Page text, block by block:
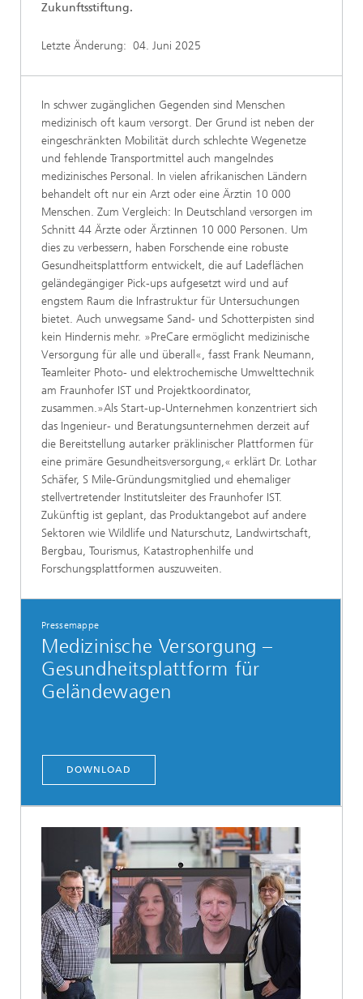
Zukunftsstiftung.
Letzte Änderung: 04. Juni 2025
In schwer zugänglichen Gegenden sind Menschen
medizinisch oft kaum versorgt. Der Grund ist neben der
eingeschränkten Mobilität durch schlechte Wegenetze
und fehlende Transportmittel auch mangelndes
medizinisches Personal. In vielen afrikanischen Ländern
behandelt oft nur ein Arzt oder eine Ärztin 10 000
Menschen. Zum Vergleich: In Deutschland versorgen im
Schnitt 44 Ärzte oder Ärztinnen 10 000 Personen. Um
dies zu verbessern, haben Forschende eine robuste
Gesundheitsplattform entwickelt, die auf Ladeflächen
geländegängiger Pick-ups aufgesetzt wird und auf
engstem Raum die Infrastruktur für Untersuchungen
bietet. Auch unwegsame Sand- und Schotterpisten sind
kein Hindernis mehr. »PreCare ermöglicht medizinische
Versorgung für alle und überall«, fasst Frank Neumann,
Teamleiter Photo- und elektrochemische Umwelttechnik
am Fraunhofer IST und Projektkoordinator,
zusammen.»Als Start-up-Unternehmen konzentriert sich
das Ingenieur- und Beratungsunter­nehmen derzeit auf
die Bereitstellung autarker präklinischer Plattformen für
eine primäre Gesundheitsversorgung,« erklärt Dr. Lothar
Schäfer, S Mile-Gründungsmitglied und ehemaliger
stellvertretender Institutsleiter des Fraunhofer IST.
Zukünftig ist geplant, das Produktangebot auf andere
Sektoren wie Wildlife und Naturschutz, Landwirtschaft,
Bergbau, Tourismus, Katastrophenhilfe und
Forschungsplattformen auszuweiten.
Pressemappe
Medizinische Versorgung –
Gesundheitsplattform für
Geländewagen
DOWNLOAD